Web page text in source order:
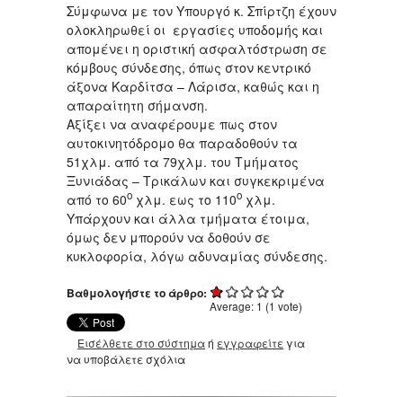
Σύμφωνα με τον Υπουργό κ. Σπίρτζη έχουν
ολοκληρωθεί οι εργασίες υποδομής και
απομένει η οριστική ασφαλτόστρωση σε
κόμβους σύνδεσης, όπως στον κεντρικό
άξονα Καρδίτσα – Λάρισα, καθώς και η
απαραίτητη σήμανση.
Αξίξει να αναφέρουμε πως στον
αυτοκινητόδρομο θα παραδοθούν τα
51χλμ. από τα 79χλμ. του Τμήματος
Ξυνιάδας – Τρικάλων και συγκεκριμένα
από το 60ο χλμ. εως το 110ο χλμ.
Υπάρχουν και άλλα τμήματα έτοιμα,
όμως δεν μπορούν να δοθούν σε
κυκλοφορία, λόγω αδυναμίας σύνδεσης.
Βαθμολογήστε το άρθρο:
Average: 1 (1 vote)
Εισέλθετε στο σύστημαή εγγραφείτε για
να υποβάλετε σχόλια